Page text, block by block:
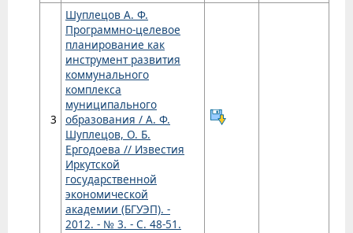
3
Шуплецов А. Ф.
Программно-целевое
планирование как
инструмент развития
коммунального
комплекса
муниципального
образования / А. Ф.
Шуплецов, О. Б.
Ергодоева // Известия
Иркутской
государственной
экономической
академии (БГУЭП). -
2012. - № 3. - С. 48-51.